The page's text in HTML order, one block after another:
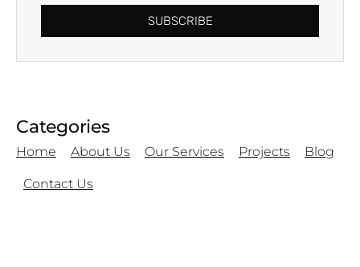
SUBSCRIBE
Categories
Home About Us Our Services Projects Blog
Contact Us